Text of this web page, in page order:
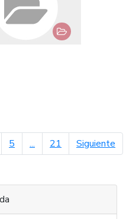
5 ... 21 Siguiente